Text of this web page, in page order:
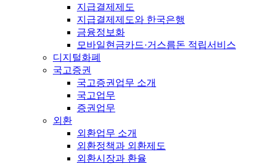
지급결제제도
지급결제제도와 한국은행
금융정보화
모바일현금카드·거스름돈 적립서비스
디지털화폐
국고증권
국고증권업무 소개
국고업무
증권업무
외환
외환업무 소개
외환정책과 외환제도
외환시장과 환율